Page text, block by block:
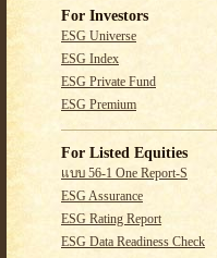
For Investors
ESG Universe
ESG Index
ESG Private Fund
ESG Premium
For Listed Equities
แบบ 56-1 One Report-S
ESG Assurance
ESG Rating Report
ESG Data Readiness Check